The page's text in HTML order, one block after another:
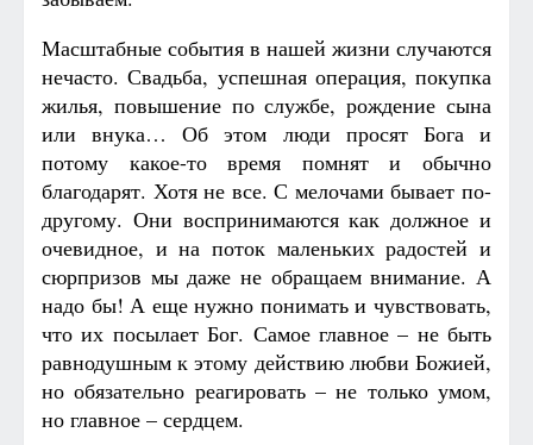
Масштабные события в нашей жизни случаются
нечасто. Свадьба, успешная операция, покупка
жилья, повышение по службе, рождение сына
или внука… Об этом люди просят Бога и
потому какое-то время помнят и обычно
благодарят. Хотя не все. С мелочами бывает по-
другому. Они воспринимаются как должное и
очевидное, и на поток маленьких радостей и
сюрпризов мы даже не обращаем внимание. А
надо бы! А еще нужно понимать и чувствовать,
что их посылает Бог. Самое главное – не быть
равнодушным к этому действию любви Божией,
но обязательно реагировать – не только умом,
но главное – сердцем.